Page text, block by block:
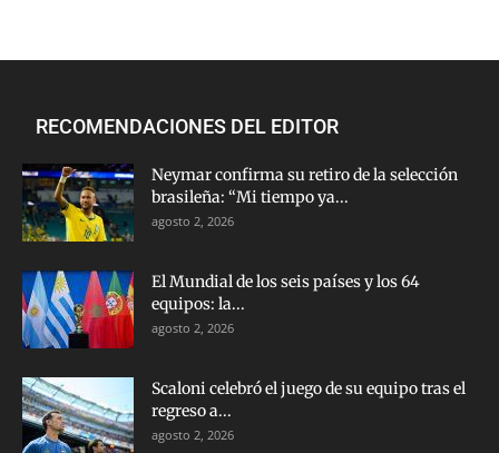
RECOMENDACIONES DEL EDITOR
Neymar confirma su retiro de la selección
brasileña: “Mi tiempo ya...
agosto 2, 2026
El Mundial de los seis países y los 64
equipos: la...
agosto 2, 2026
Scaloni celebró el juego de su equipo tras el
regreso a...
agosto 2, 2026